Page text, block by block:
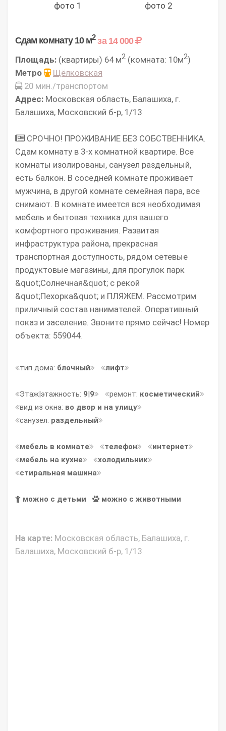
фото 1 фото 2
Сдам комнату 10 м2 за 14 000
Площадь: (квартиры) 64 м2 (комната: 10м2)
Метро
Щёлковская
20 мин./транспортом
Адрес: Московская область, Балашиха, г.
Балашиха, Московский б-р, 1/13
СРОЧНО! ПРОЖИВАНИЕ БЕЗ СОБСТВЕННИКА.
Сдам комнату в 3-х комнатной квартире. Все
комнаты изолированы, санузел раздельный,
есть балкон. В соседней комнате проживает
мужчина, в другой комнате семейная пара, все
снимают. В комнате имеется вся необходимая
мебель и бытовая техника для вашего
комфортного проживания. Развитая
инфраструктура района, прекрасная
транспортная доступность, рядом сетевые
продуктовые магазины, для прогулок парк
&quot;Солнечная&quot; с рекой
&quot;Пехорка&quot; и ПЛЯЖЕМ. Рассмотрим
приличный состав нанимателей. Оперативный
показ и заселение. Звонитe прямо сейчас! Номер
объекта: 559044.
тип дома: блочный лифт
Этаж|этажность: 9|9 ремонт: косметический
вид из окна: во двор и на улицу
санузел: раздельный
мебель в комнате телефон
интернет
мебель на кухне
холодильник
стиральная машина
можно с детьми можно с животными
На карте: Московская область, Балашиха, г.
Балашиха, Московский б-р, 1/13